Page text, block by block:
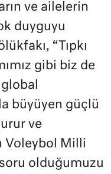
ve ailelerin
duyguyu
“Tıpkı
gibi biz de
büyüyen güçlü
ve
Voleybol Milli
olduğumuzu